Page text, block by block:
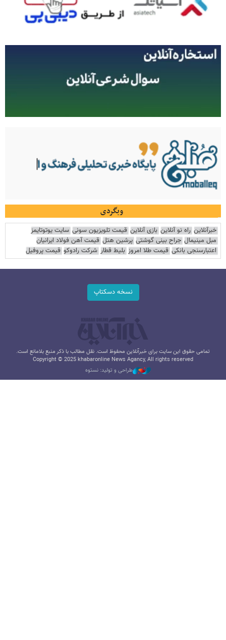
وبگردی
خبرآنلاین راه نو آنلاین بازی آنلاین قیمت تلویزیون سونی سایت یوتوتایمز
مبل مینیمال جراح بینی گوشتی پرشین هتل قیمت آهن فولاد ایرانیان
اعتبارسنجی بانکی قیمت طلا امروز بلیط قطار شرکت رادوکو قیمت پروفیل
نسخه دسکتاپ
تمامی حقوق این سایت برای خبرآنلاین محفوظ است. نقل مطالب با ذکر منبع بلامانع است.
Copyright © 2025 khabaronline News Agancy, All rights reserved
طراحی و تولید: نستوه